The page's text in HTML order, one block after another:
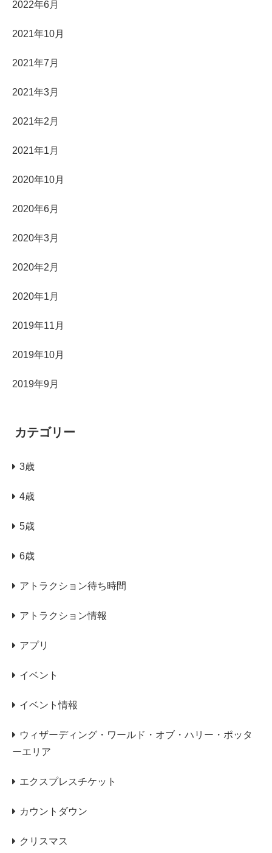
2022年6月
2021年10月
2021年7月
2021年3月
2021年2月
2021年1月
2020年10月
2020年6月
2020年3月
2020年2月
2020年1月
2019年11月
2019年10月
2019年9月
カテゴリー
3歳
4歳
5歳
6歳
アトラクション待ち時間
アトラクション情報
アプリ
イベント
イベント情報
ウィザーディング・ワールド・オブ・ハリー・ポッタ
ーエリア
エクスプレスチケット
カウントダウン
クリスマス